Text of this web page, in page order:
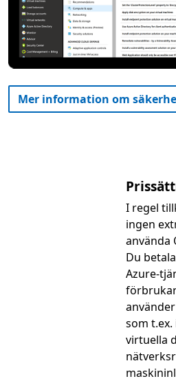
Mer information om
I regel
ingen
använda
Du
Azure-
som
virtuella